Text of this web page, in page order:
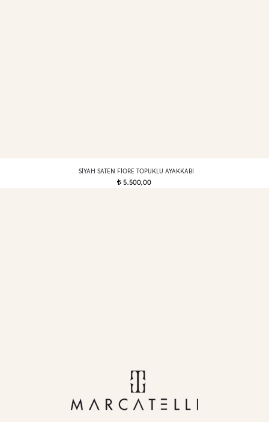
SIYAH SATEN FIORE TOPUKLU AYAKKABI
t5.500,00